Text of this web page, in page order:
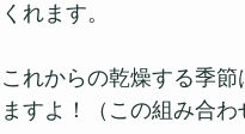
くれます。
これからの乾燥する季
ますよ！（この組み合わ